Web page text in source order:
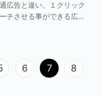
広告と違い、１クリック
チさせる事ができる広告
ーゲティングとして […]
6 7 8